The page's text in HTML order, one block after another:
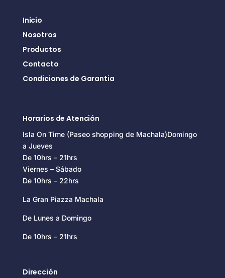
Inicio
Nosotros
Productos
Contacto
Condiciones de Garantia
Horarios de Atención
Isla On Time (Paseo shopping de Machala)Domingo
a Jueves
De 10hrs – 21hrs
Viernes – Sábado
De 10hrs – 22hrs
La Gran Piazza Machala
De Lunes a Domingo
De 10hrs – 21hrs
Dirección